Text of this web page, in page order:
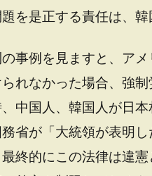
を是正する責任は、韓
事例を見ますと、ア
られなかった場合、強
中国人、韓国人が日
省が「大統領が表明
終的にこの法律は違